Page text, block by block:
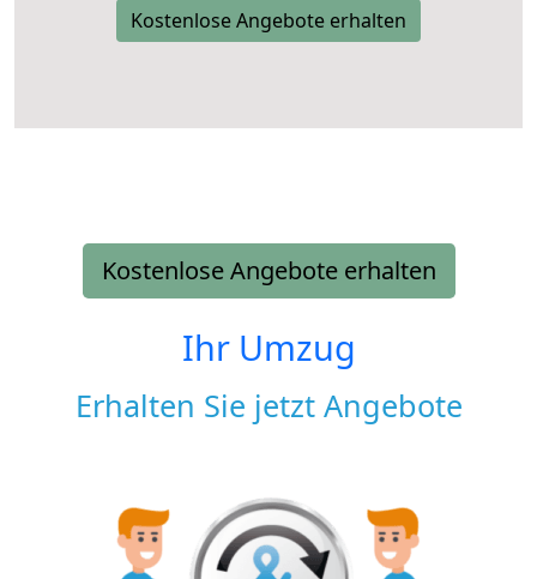
Kostenlose Angebote erhalten
Kostenlose Angebote erhalten
Ihr Umzug
Erhalten Sie jetzt Angebote